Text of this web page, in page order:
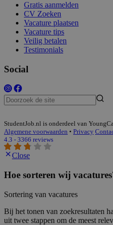
Gratis aanmelden
CV Zoeken
Vacature plaatsen
Vacature tips
Veilig betalen
Testimonials
Social
StudentJob.nl is onderdeel van
Algemene voorwaarden • Privacy
4.3 - 3366 reviews
Close
Hoe sorteren wij
Sortering van vacatures
Bij het tonen van zoekresultaten
uit twee stappen om de meest